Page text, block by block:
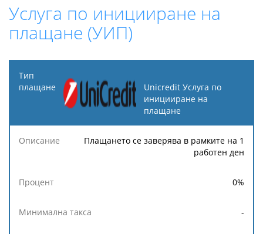
Услуга по иницииране на
плащане (УИП)
Тип
плащане
Минимална
такса
такса
Unicredit Услуга по
иницииране на
плащане
Плащането се заверява в рамките на 1
работен ден
0%
-